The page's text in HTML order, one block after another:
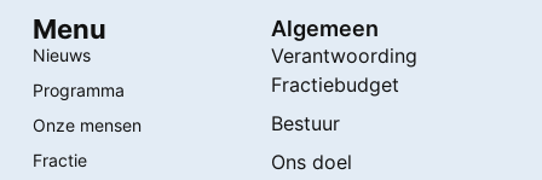
Menu
Nieuws
Programma
Onze mensen
Fractie
Algemeen
Verantwoording
Fractiebudget
Bestuur
Ons doel